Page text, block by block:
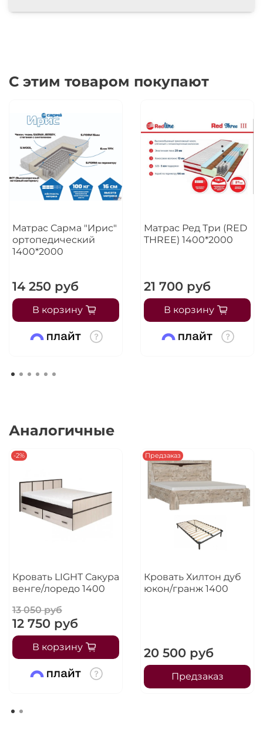
С этим товаром покупают
Матрас Сарма "Ирис"
ортопедический
1400*2000
14 250 руб
В корзину
Матрас Ред Три (RED
THREE) 1400*2000
21 700 руб
В корзину
Аналогичные
-2%
Кровать LIGHT Сакура
венге/лоредо 1400
13 050 руб
12 750 руб
В корзину
Предзаказ
Кровать Хилтон дуб
юкон/гранж 1400
20 500 руб
Предзаказ